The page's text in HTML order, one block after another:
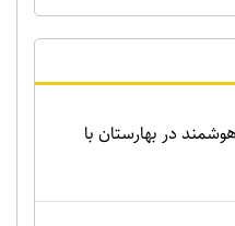
در بهارستان با